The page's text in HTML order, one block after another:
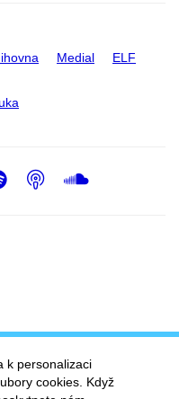
Medial ELF
Spotify
Podcast
k personalizaci
cookies. Když